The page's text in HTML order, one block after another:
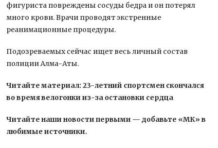
фигуриста повреждены сосуды бедра и он потерял
много крови. Врачи проводят экстренные
реанимационные процедуры.
Подозреваемых сейчас ищет весь личный состав
полиции Алма-Аты.
Читайте материал: 23-летний спортсмен скончался
во время велогонки из-за остановки сердца
Читайте наши новости первыми — добавьте «МК» в
любимые источники.